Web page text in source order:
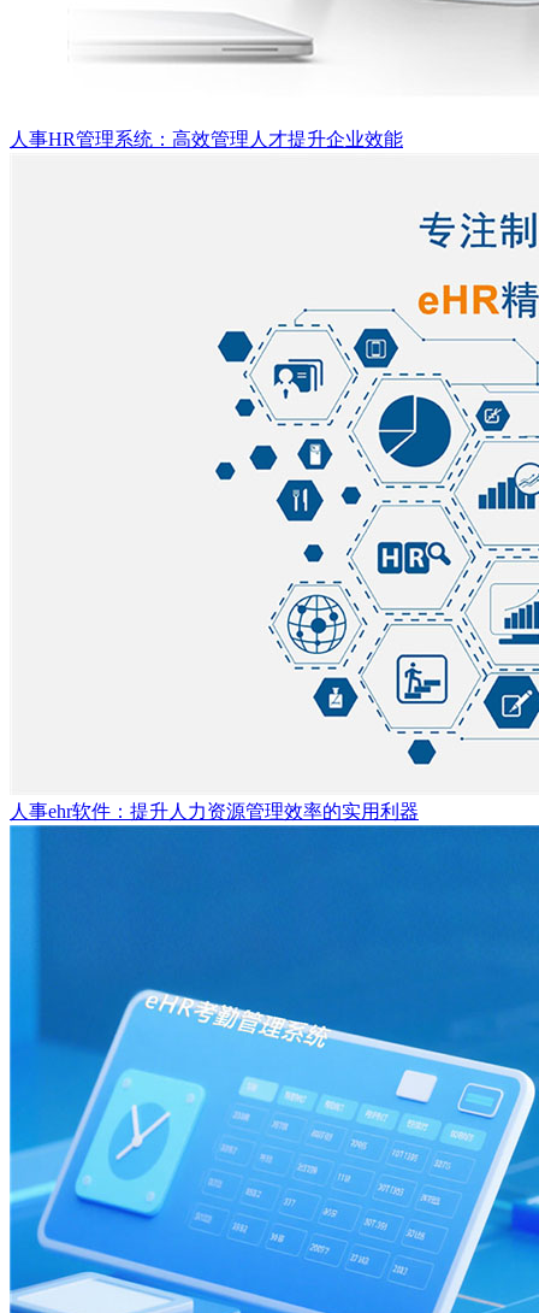
人事HR管理系统：高效管理人才提升企业效能
人事ehr软件：提升人力资源管理效率的实用利器